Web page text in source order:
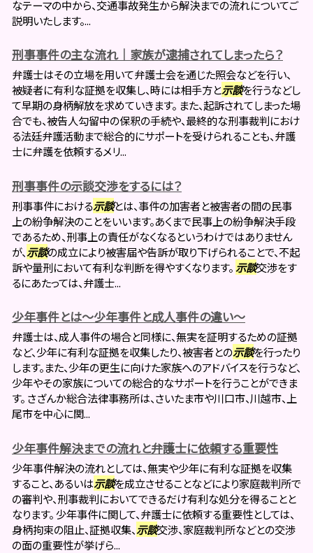
なテーマの中から、交通事故発生から解決までの流れについてご
説明いたします。...
刑事事件の主な流れ｜家族が逮捕されてしまったら？
弁護士はその立場を用いて弁護士会を通じた照会などを行い、
被疑者に有利な証拠を収集し、時には相手方と示談を行うなどし
て早期の身柄解放を求めていきます。 また、起訴されてしまった場
合でも、被告人勾留中の保釈の手続や、最終的な刑事裁判におけ
る法廷弁護活動まで総合的にサポートを受けられることも、弁護
士に弁護を依頼するメリ...
刑事事件の示談交渉をするには？
刑事事件における示談とは、事件の加害者と被害者の間の民事
上の紛争解決のことをいいます。あくまで民事上の紛争解決手段
であるため、刑事上の責任がなくなるというわけではありません
が、示談の成立により被害届や告訴が取り下げられることで、不起
訴や量刑において有利な判断を得やすくなります。示談交渉をす
るにあたっては、弁護士...
少年事件とは～少年事件と成人事件の違い～
弁護士は、成人事件の場合と同様に、無実を証明するための証拠
など、少年に有利な証拠を収集したり、被害者との示談を行ったり
します。また、少年の更生に向けた家族へのアドバイスを行うなど、
少年やその家族についての総合的なサポートを行うことができま
す。 さざんか総合法律事務所は、さいたま市や川口市、川越市、上
尾市を中心に関...
少年事件解決までの流れと弁護士に依頼する重要性
少年事件解決の流れとしては、無実や少年に有利な証拠を収集
すること、あるいは示談を成立させることなどにより家庭裁判所で
の審判や、刑事裁判においてできるだけ有利な処分を得ることと
なります。 少年事件に関して、弁護士に依頼する重要性としては、
身柄拘束の阻止、証拠収集、示談交渉、家庭裁判所などとの交渉
の面の重要性が挙げら...